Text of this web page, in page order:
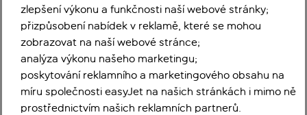
zlepšení výkonu a funkčnosti naší webové stránky;
přizpůsobení nabídek v reklamě, které se mohou
zobrazovat na naší webové stránce;
analýza výkonu našeho marketingu;
poskytování reklamního a marketingového obsahu na
míru společnosti easyJet na našich stránkách i mimo ně
prostřednictvím našich reklamních partnerů.